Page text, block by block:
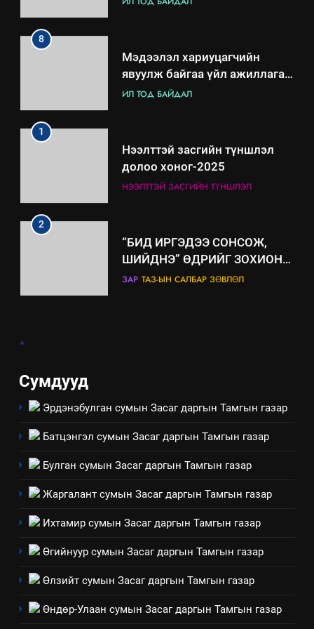
8
Мэдээлэл хариуцагчийн
явуулж байгаа үйл ажиллагаа,
үйлдвэрлэл, үйлчилгээ,
үзүүлэх буюу үзүүлж байгаа
нөлөөллийн талаарх
мэдээлэл
ИЛ ТОД БАЙДАЛ
1
Нээлттэй засгийн түншлэл
долоо хоног-2025
НЭЭЛТТЭЙ ЗАСГИЙН ТҮНШЛЭЛ
2
“БИД ИРГЭДЭЭ СОНСОЖ,
ШИЙДНЭ” ӨДРИЙГ ЗОХИОН
БАЙГУУЛНА
ЗАР ТАЗ-ЫН САЛБАР ЗӨВЛӨЛ
4
Архангай аймаг дахь салбар
зөвлөлийн 2025 оны үйл
төлөвлөгөө
ТАЗ-ЫН САЛБАР ЗӨВЛӨЛ
“Шинэтгэлээр түүчээлсэн
зохион байгуулах арга
ТАЗ-ЫН САЛБАР ЗӨВЛӨЛ
Санхүүгийн тайланд хийсэн
.
Сумдууд
Эрдэнэбулган сумын Засаг даргын Тамгын газар
Батцэнгэл сумын Засаг даргын Тамгын газар
Булган сумын Засаг даргын Тамгын газар
Жаргалант сумын Засаг даргын Тамгын газар
Ихтамир сумын Засаг даргын Тамгын газар
Өгийнуур сумын Засаг даргын Тамгын газар
Өлзийт сумын Засаг даргын Тамгын газар
Өндөр-Улаан сумын Засаг даргын Тамгын газар